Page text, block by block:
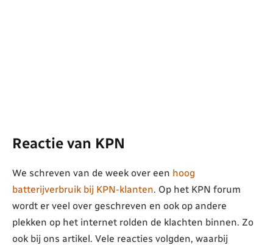
Reactie van KPN
We schreven van de week over een hoog
batterijverbruik bij KPN-klanten. Op het KPN forum
wordt er veel over geschreven en ook op andere
plekken op het internet rolden de klachten binnen. Zo
ook bij ons artikel. Vele reacties volgden, waarbij